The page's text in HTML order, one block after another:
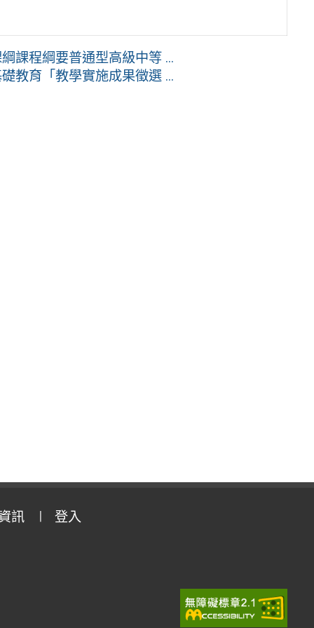
課程綱要普通型高級中等 ...
教育「教學實施成果徵選 ...
訊 登入